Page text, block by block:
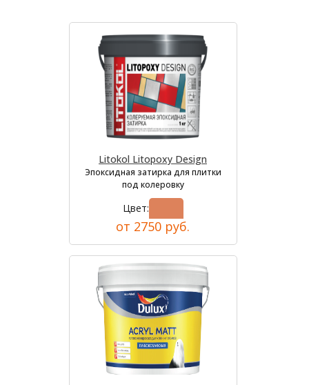
Litokol Litopoxy Design
Эпоксидная затирка для плитки
под колеровку
Цвет:
от 2750 руб.